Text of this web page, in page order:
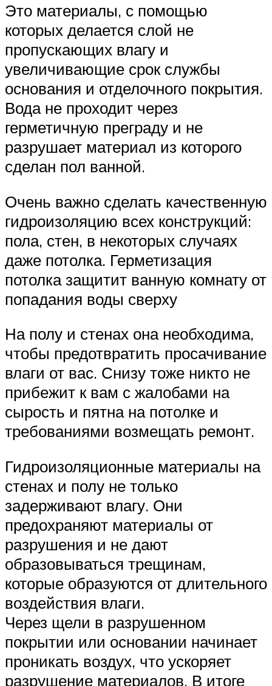
Это материалы, с помощью
которых делается слой не
пропускающих влагу и
увеличивающие срок службы
основания и отделочного покрытия.
Вода не проходит через
герметичную преграду и не
разрушает материал из которого
сделан пол ванной.
Очень важно сделать качественную
гидроизоляцию всех конструкций:
пола, стен, в некоторых случаях
даже потолка. Герметизация
потолка защитит ванную комнату от
попадания воды сверху
На полу и стенах она необходима,
чтобы предотвратить просачивание
влаги от вас. Снизу тоже никто не
прибежит к вам с жалобами на
сырость и пятна на потолке и
требованиями возмещать ремонт.
Гидроизоляционные материалы на
стенах и полу не только
задерживают влагу. Они
предохраняют материалы от
разрушения и не дают
образовываться трещинам,
которые образуются от длительного
воздействия влаги.
Через щели в разрушенном
покрытии или основании начинает
проникать воздух, что ускоряет
разрушение материалов. В итоге